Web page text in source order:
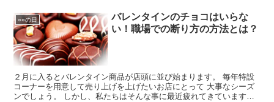
○○の日
バレンタインのチョコはいらな
い！職場での断り方の方法とは？
２月に入るとバレンタイン商品が店頭に並び始まります。 毎年特設
コーナーを用意して売り上げを上げたいお店にとって 大事なシーズ
ンでしょう。 しかし、私たちはそんな事に最近疲れてきています。